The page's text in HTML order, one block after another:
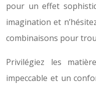
pour un effet
imagination et
combinaisons pour
Privilégiez les
impeccable et un